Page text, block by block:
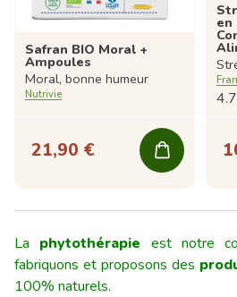
Safran BIO Moral +
Ampoules
Moral, bonne humeur
Nutrivie
21,90 €
en
La phytothérapie est notre
fabriquons et proposons des
100% naturels.